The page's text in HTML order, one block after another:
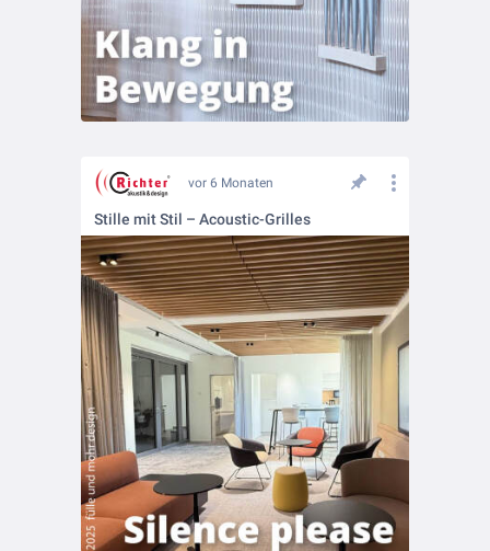
vor 6 Monaten
Stille mit Stil – Acoustic-Grilles